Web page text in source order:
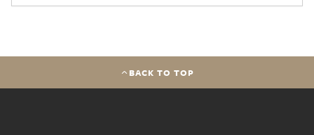
BACK TO TOP